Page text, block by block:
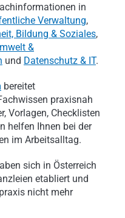
in
Verwaltung,
Bildung & Soziales,
&
und Datenschutz & IT.
bereitet
praxisnah
Vorlagen, Checklisten
helfen Ihnen bei der
im Arbeitsalltag.
sich in Österreich
etabliert und
nicht mehr